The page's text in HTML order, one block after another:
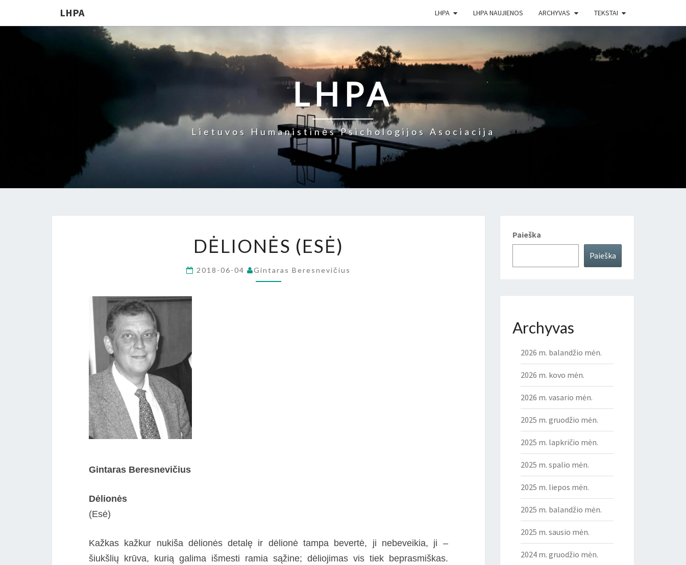
LHPA LHPA LHPA NAUJIENOS ARCHYVAS TEKSTAI
LHPA
Lietuvos Humanistinės Psichologijos Asociacija
(ESĖ)
DĖLIONĖS (ESĖ)
2018-06-04 Gintaras Beresnevičius
Gintaras Beresnevičius
Dėlionės
(Esė)
Kažkas kažkur nukiša dėlionės detalę ir dėlionė tampa bevertė, ji nebeveikia, ji –
šiukšlių krūva, kurią galima išmesti ramia sąžine; dėliojimas vis tiek beprasmiškas.
Paieška
Paieška
Archyvas
2026 m. balandžio mėn.
2026 m. kovo mėn.
2026 m. vasario mėn.
2025 m. gruodžio mėn.
2025 m. lapkričio mėn.
2025 m. spalio mėn.
2025 m. liepos mėn.
2025 m. balandžio mėn.
2025 m. sausio mėn.
2024 m. gruodžio mėn.